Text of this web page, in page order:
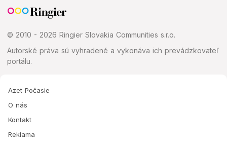
© 2010 - 2026 Ringier Slovakia Communities s.r.o.
Autorské práva sú vyhradené a vykonáva ich prevádzkovateľ
portálu.
Azet Počasie
O nás
Kontakt
Reklama